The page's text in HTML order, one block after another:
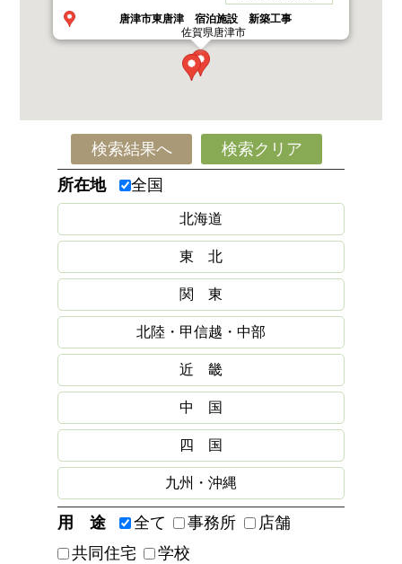
唐津市東唐津 宿泊施設 新築工事
佐賀県唐津市
検索結果へ
検索クリア
所在地
全国
北海道
東 北
関 東
北陸・甲信越・中部
近 畿
中 国
四 国
九州・沖縄
用 途 全て 事務所
店舗
共同住宅
学校